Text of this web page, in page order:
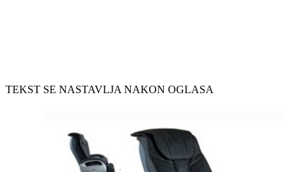
TEKST SE NASTAVLJA NAKON OGLASA